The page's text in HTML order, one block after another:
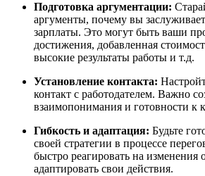
Подготовка аргументации:
аргументы, почему вы
зарплаты. Это могут быть ваши
достижения, добавленная
высокие результаты работы и т.д.
Установление контакта:
контакт с работодателем. Важно
взаимопонимания и готовности к
Гибкость и адаптация: Будьте
своей стратегии в процессе
быстро реагировать на изменения
адаптировать свои действия.